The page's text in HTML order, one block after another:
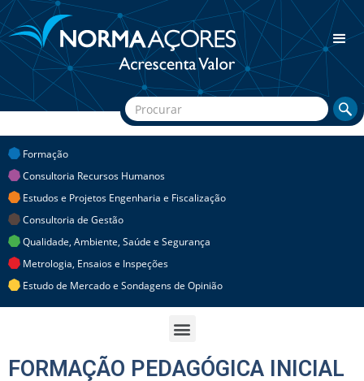
Formação
Consultoria Recursos Humanos
Estudos e Projetos Engenharia e Fiscalização
Consultoria de Gestão
Qualidade, Ambiente, Saúde e Segurança
Metrologia, Ensaios e Inspeções
Estudo de Mercado e Sondagens de Opinião
FORMAÇÃO PEDAGÓGICA INICIAL